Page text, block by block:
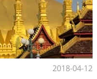
2018-04-12